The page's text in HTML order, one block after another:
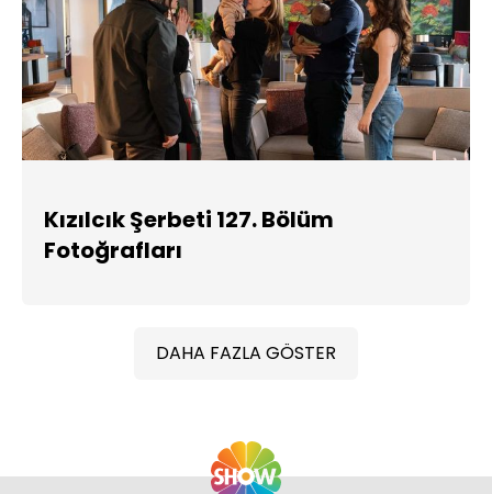
Kızılcık Şerbeti 127. Bölüm
Fotoğrafları
DAHA FAZLA GÖSTER